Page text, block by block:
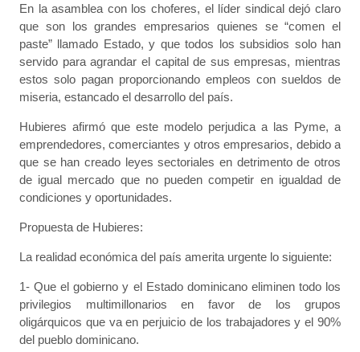
En la asamblea con los choferes, el líder sindical dejó claro
que son los grandes empresarios quienes se “comen el
paste” llamado Estado, y que todos los subsidios solo han
servido para agrandar el capital de sus empresas, mientras
estos solo pagan proporcionando empleos con sueldos de
miseria, estancado el desarrollo del país.
Hubieres afirmó que este modelo perjudica a las Pyme, a
emprendedores, comerciantes y otros empresarios, debido a
que se han creado leyes sectoriales en detrimento de otros
de igual mercado que no pueden competir en igualdad de
condiciones y oportunidades.
Propuesta de Hubieres:
La realidad económica del país amerita urgente lo siguiente:
1- Que el gobierno y el Estado dominicano eliminen todo los
privilegios multimillonarios en favor de los grupos
oligárquicos que va en perjuicio de los trabajadores y el 90%
del pueblo dominicano.